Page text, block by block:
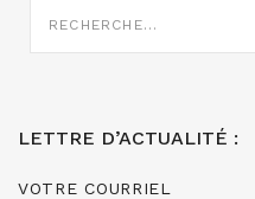
SUR
LETTRE D’ACTUALITÉ :
VOTRE COURRIEL